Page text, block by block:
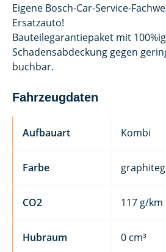
Eigene Bosch-Car-Service-
Ersatzauto!
Bauteilegarantiepaket mit
Schadensabdeckung gegen
buchbar.
Fahrzeugdaten
Aufbauart Kombi
Farbe
CO2 117 g/km
Hubraum 0 cm³